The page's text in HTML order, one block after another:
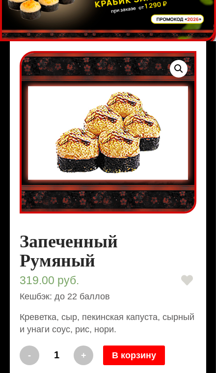
Запеченный
Румяный
319.00 руб.
Кешбэк: до 22 баллов
Креветка, сыр, пекинская капуста, сырный
и унаги соус, рис, нори.
Количество
Запеченный
- + В корзину